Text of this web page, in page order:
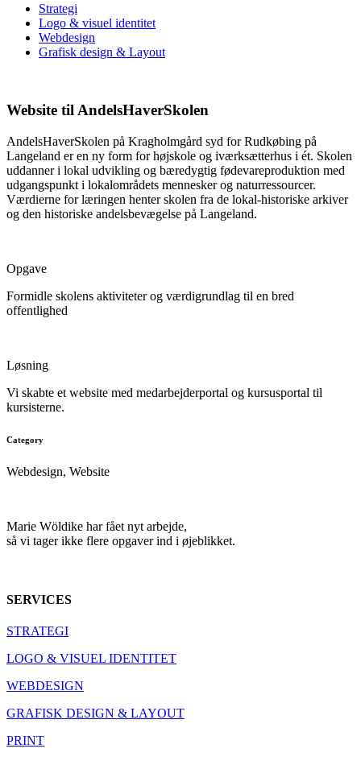
Strategi
Logo & visuel identitet
Webdesign
Grafisk design & Layout
Website til AndelsHaverSkolen
AndelsHaverSkolen på Kragholmgård syd for Rudkøbing på
Langeland er en ny form for højskole og iværksætterhus i ét. Skolen
uddanner i lokal udvikling og bæredygtig fødevareproduktion med
udgangspunkt i lokalområdets mennesker og naturressourcer.
Værdierne for læringen henter skolen fra de lokal-historiske arkiver
og den historiske andelsbevægelse på Langeland.
Opgave
Formidle skolens aktiviteter og værdigrundlag til en bred
offentlighed
Løsning
Vi skabte et website med medarbejderportal og kursusportal til
kursisterne.
Category
Webdesign, Website
Marie Wöldike har fået nyt arbejde,
så vi tager ikke flere opgaver ind i øjeblikket.
SERVICES
STRATEGI
LOGO & VISUEL IDENTITET
WEBDESIGN
GRAFISK DESIGN & LAYOUT
PRINT